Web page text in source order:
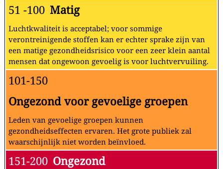
51 -100 Matig
Luchtkwaliteit is acceptabel; voor sommige
verontreinigende stoffen kan er echter sprake zijn van
een matige gezondheidsrisico voor een zeer klein aantal
mensen dat ongewoon gevoelig is voor luchtvervuiling.
101-150
Ongezond voor gevoelige groepen
Leden van gevoelige groepen kunnen
gezondheidseffecten ervaren. Het grote publiek zal
waarschijnlijk niet worden beïnvloed.
151-200 Ongezond